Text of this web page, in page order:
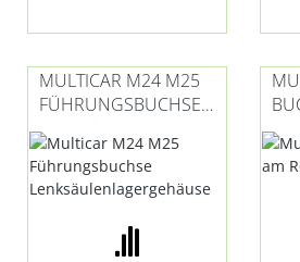
halten, hohe
Alterungsstabilität,
gutes
Korrosionsschutzver
halten u.v.m. Inhalt:
1Liter die benötigte
Füllmenge für einene
Lenkgetriebe-
Ölwechsel beträgt
MULTICAR M24 M25
FÜHRUNGSBUCHSE
LENKSÄULENLAGERG
EHÄUSE